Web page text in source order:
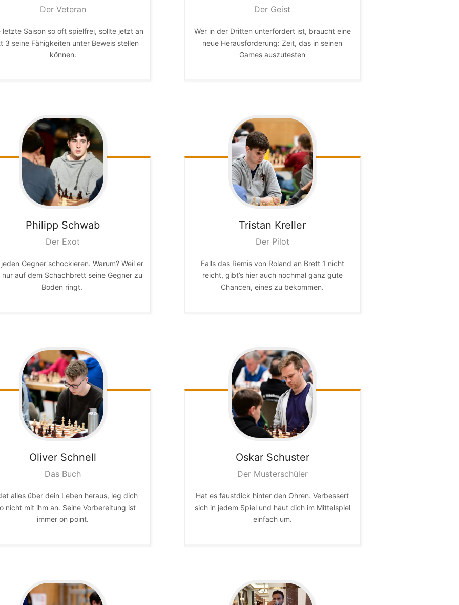
Der Veteran
letzte Saison so oft spielfrei, sollte jetzt an
3 seine Fähigkeiten unter Beweis stellen
können.
Der Geist
Wer in der Dritten unterfordert ist, braucht eine
neue Herausforderung: Zeit, das in seinen
Games auszutesten
Philipp Schwab
Der Exot
Gegner schockieren. Warum? Weil er
nur auf dem Schachbrett seine Gegner zu
Boden ringt.
Tristan Kreller
Der Pilot
Falls das Remis von Roland an Brett 1 nicht
reicht, gibt’s hier auch nochmal ganz gute
Chancen, eines zu bekommen.
Oliver Schnell
Das Buch
alles über dein Leben heraus, leg dich
nicht mit ihm an. Seine Vorbereitung ist
immer on point.
Oskar Schuster
Der Musterschüler
Hat es faustdick hinter den Ohren. Verbessert
sich in jedem Spiel und haut dich im Mittelspiel
einfach um.